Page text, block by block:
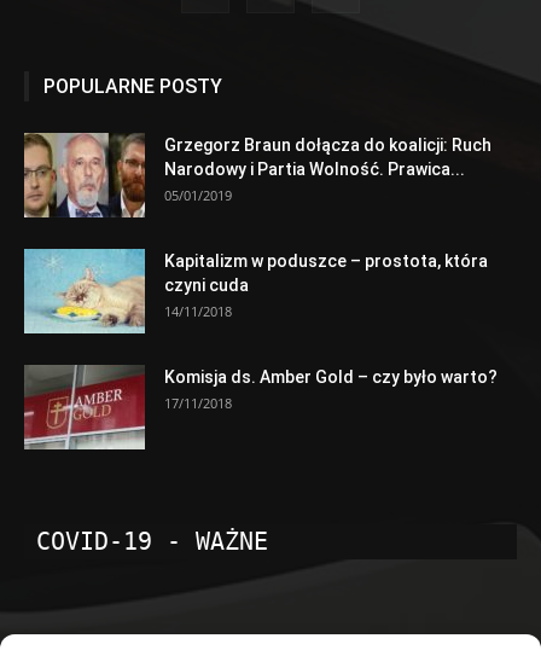
POPULARNE POSTY
Grzegorz Braun dołącza do koalicji: Ruch
Narodowy i Partia Wolność. Prawica...
05/01/2019
Kapitalizm w poduszce – prostota, która
czyni cuda
14/11/2018
Komisja ds. Amber Gold – czy było warto?
17/11/2018
COVID-19 - WAŻNE